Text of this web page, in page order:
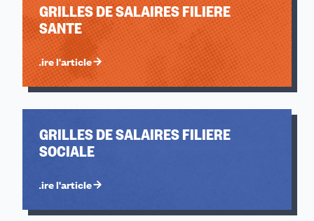
GRILLES DE SALAIRES FILIERE
SANTE
Lire l'article
GRILLES DE SALAIRES FILIERE
SOCIALE
Lire l'article